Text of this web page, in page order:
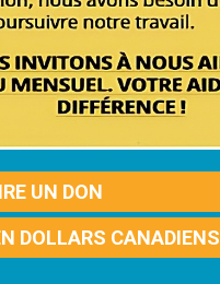
UN DON
DOLLARS CANADIENS